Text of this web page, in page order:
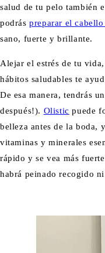
salud de tu pelo también
podráspreparar el
sano, fuerte y brillante.
Alejar el estrés de tu
hábitos saludables te
De esa manera, tendrás
después!). Olistic puede
belleza antes de la boda,
vitaminas y minerales
rápido y se vea más
habrá peinado recogido